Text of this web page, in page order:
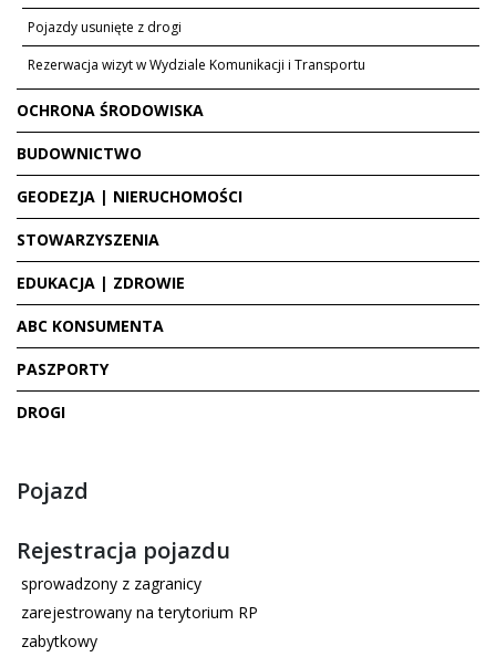
Pojazdy usunięte z drogi
Rezerwacja wizyt w Wydziale Komunikacji i Transportu
OCHRONA ŚRODOWISKA
BUDOWNICTWO
GEODEZJA | NIERUCHOMOŚCI
STOWARZYSZENIA
EDUKACJA | ZDROWIE
ABC KONSUMENTA
PASZPORTY
DROGI
Pojazd
Rejestracja pojazdu
sprowadzony z zagranicy
zarejestrowany na terytorium RP
zabytkowy